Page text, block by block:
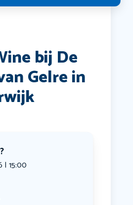
bij De
Gelre in
| 15:00